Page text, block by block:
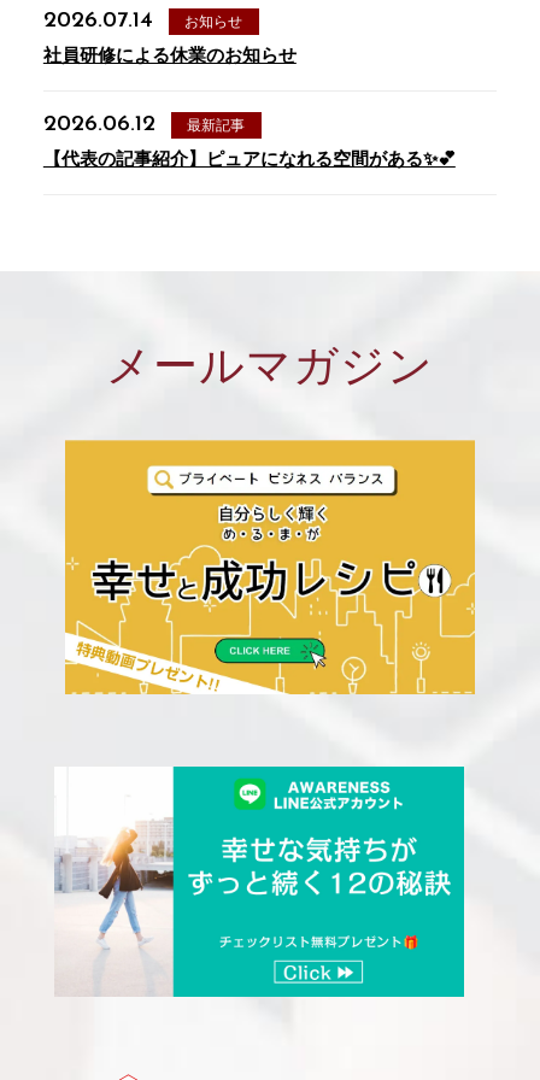
2026.07.14 お知らせ
社員研修による休業のお知らせ
2026.06.12 最新記事
【代表の記事紹介】ピュアになれる空間がある✨💕
メールマガジン